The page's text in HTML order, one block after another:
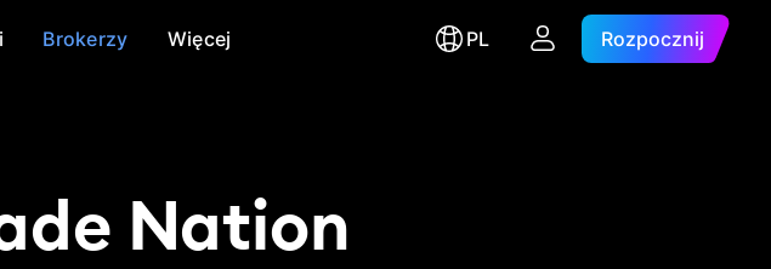
Brokerzy Więcej PL Rozpocznij
Nation